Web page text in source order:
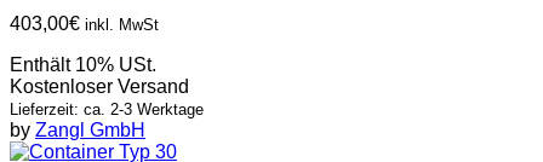
403,00€ inkl. MwSt
Enthält 10% USt.
Kostenloser Versand
Lieferzeit: ca. 2-3 Werktage
by Zangl GmbH